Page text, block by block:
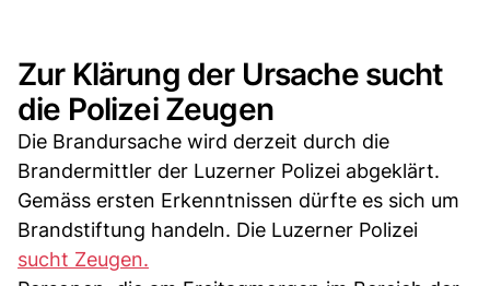
Zur Klärung der Ursache sucht
die Polizei Zeugen
Die Brandursache wird derzeit durch die
Brandermittler der Luzerner Polizei abgeklärt.
Gemäss ersten Erkenntnissen dürfte es sich um
Brandstiftung handeln. Die Luzerner Polizei
sucht Zeugen.